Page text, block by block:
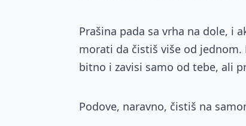
Prašina pada sa vrha na dole, i
morati da čistiš više od
bitno i zavisi samo od tebe, ali
Podove, naravno, čistiš na